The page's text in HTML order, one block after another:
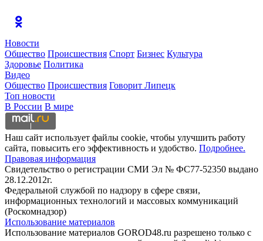
Новости
Общество Происшествия Спорт Бизнес Культура
Здоровье Политика
Видео
Общество Происшествия Говорит Липецк
Топ новости
В России В мире
Наш сайт использует файлы cookie, чтобы улучшить работу
сайта, повысить его эффективность и удобство. Подробнее.
Правовая информация
Свидетельство о регистрации СМИ Эл № ФС77-52350 выдано
28.12.2012г.
Федеральной службой по надзору в сфере связи,
информационных технологий и массовых коммуникаций
(Роскомнадзор)
Использование материалов
Использование материалов GOROD48.ru разрешено только с